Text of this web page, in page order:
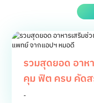
รวมสุดยอด อาห
คุม ฟิต ครบ คัด
หมอดี
-